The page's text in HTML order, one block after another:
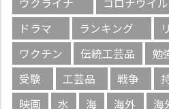
ドラマ
ランキング
ワクチン
伝統工芸品 勉
受験
工芸品 戦争
映画
水 海 海外 海